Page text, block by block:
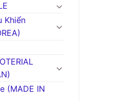
Khiển
(MADE IN